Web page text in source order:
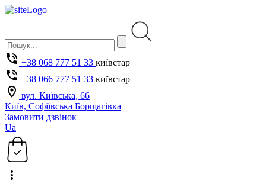
+38 068 777 51 33 київстар
+38 066 777 51 33 київстар
вул. Київська, 66
Київ, Софіївська Борщагівка
Замовити дзвінок
Ua